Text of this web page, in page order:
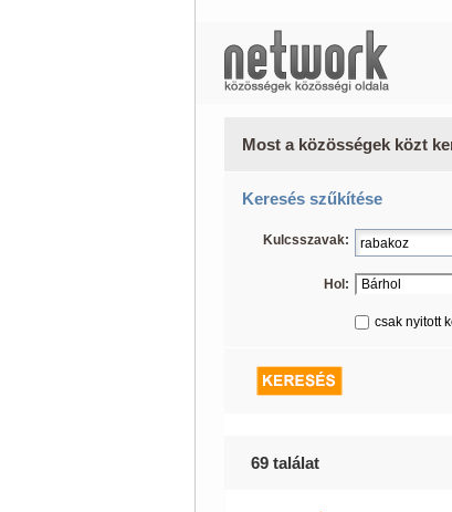
Most a közösségek közt
Keresés szűkítése
Kulcsszavak:
Hol:
csak nyitott
69 találat